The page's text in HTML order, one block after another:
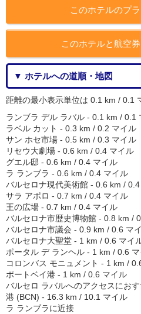
このホテルのプ
このホテルと航空
▼ ホテルへの道順・地図
距離の最小表示単位は 0.1 km / 0.1
ランブラ デル ラバル - 0.1 km / 0.1
ラベル カット - 0.3 km / 0.2 マイル
サン ホセ市場 - 0.5 km / 0.3 マイル
リセウ大劇場 - 0.6 km / 0.4 マイル
グエル邸 - 0.6 km / 0.4 マイル
ラ ランブラ - 0.6 km / 0.4 マイル
バルセロナ現代美術館 - 0.6 km /
サラ アポロ - 0.7 km / 0.4 マイル
王の広場 - 0.7 km / 0.4 マイル
バルセロナ市歴史博物館 - 0.8 km /
バルセロナ市議会 - 0.9 km / 0.6 マ
バルセロナ大聖堂 - 1 km / 0.6 マイ
ポータル デ ランヘル - 1 km / 0.6
コロンバス モニュメント - 1 km /
ポートベイ港 - 1 km / 0.6 マイル
バルセロ ラバルへのアクセスにお
港 (BCN) - 16.3 km / 10.1 マイル
ラ ランブラに近接